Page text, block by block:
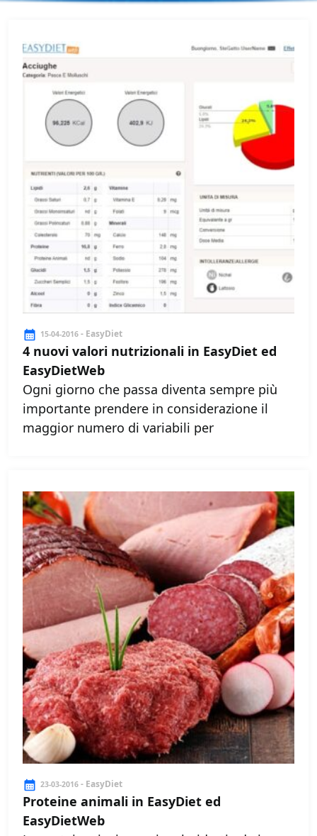
15-04-2016 - EasyDiet
4 nuovi valori nutrizionali in EasyDiet ed
EasyDietWeb
Ogni giorno che passa diventa sempre più
importante prendere in considerazione il
maggior numero di variabili per
23-03-2016 - EasyDiet
Proteine animali in EasyDiet ed
EasyDietWeb